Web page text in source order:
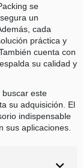
se
un
cada
práctica y
cuenta con
su calidad y
este
su adquisición. El
indispensable
sus aplicaciones.